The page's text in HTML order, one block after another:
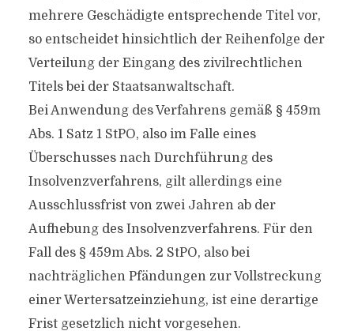
mehrere Geschädigte entsprechende Titel vor,
so entscheidet hinsichtlich der Reihenfolge der
Verteilung der Eingang des zivilrechtlichen
Titels bei der Staatsanwaltschaft.
Bei Anwendung des Verfahrens gemäß § 459m
Abs. 1 Satz 1 StPO, also im Falle eines
Überschusses nach Durchführung des
Insolvenzverfahrens, gilt allerdings eine
Ausschlussfrist von zwei Jahren ab der
Aufhebung des Insolvenzverfahrens. Für den
Fall des § 459m Abs. 2 StPO, also bei
nachträglichen Pfändungen zur Vollstreckung
einer Wertersatzeinziehung, ist eine derartige
Frist gesetzlich nicht vorgesehen.